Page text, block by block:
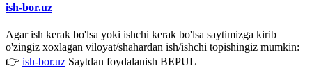
ish-bor.uz
Agar ish kerak bo'lsa yoki ishchi kerak bo'lsa saytimizga kirib
o'zingiz xoxlagan viloyat/shahardan ish/ishchi topishingiz mumkin:
👉 ish-bor.uz Saytdan foydalanish BEPUL